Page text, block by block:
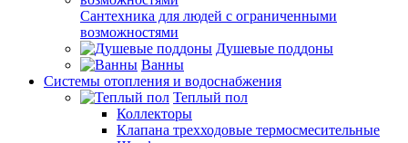
Сантехника для людей с ограниченными
возможностями
Душевые поддоны
Ванны
Системы отопления и водоснабжения
Теплый пол
Коллекторы
Клапана трехходовые термосмесительные